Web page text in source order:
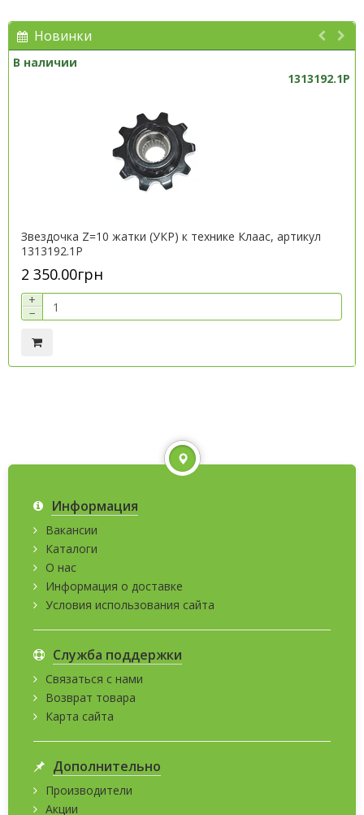
Новинки
В наличии
1313192.1P
Звездочка Z=10 жатки (УКР) к технике Клаас, артикул
1313192.1P
2 350.00грн
+
−
Информация
Вакансии
Каталоги
О нас
Информация о доставке
Условия использования сайта
Служба поддержки
Связаться с нами
Возврат товара
Карта сайта
Дополнительно
Производители
Акции